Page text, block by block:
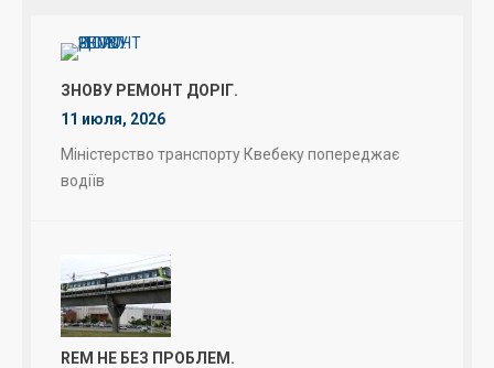
ЗНОВУ РЕМОНТ ДОРІГ.
11 июля, 2026
Міністерство транспорту Квебеку попереджає
водіїв
REM НЕ БЕЗ ПРОБЛЕМ.